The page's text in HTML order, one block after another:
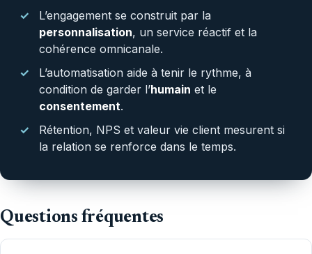
L’engagement se construit par la
personnalisation, un service réactif et la
cohérence omnicanale.
L’automatisation aide à tenir le rythme, à
condition de garder l’humain et le
consentement.
Rétention, NPS et valeur vie client mesurent si
la relation se renforce dans le temps.
Questions fréquentes